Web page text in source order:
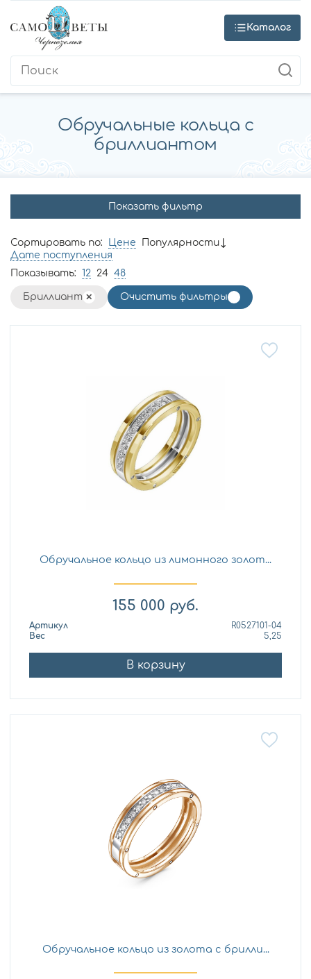
Каталог
Обручальные кольца с
бриллиантом
Показать фильтр
Сортировать по: Цене
Популярности
Дате поступления
Показывать: 12 24 48
Бриллиант Очистить фильтры
Обручальное кольцо из лимонного золот...
155 000 руб.
Артикул
R0527101-04
Вес
5,25
В корзину
Обручальное кольцо из золота с брилли...